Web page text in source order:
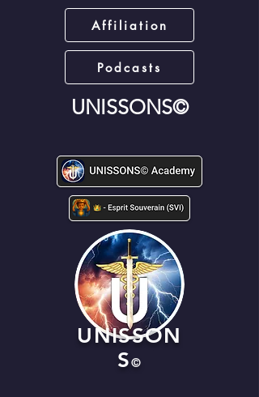
Affiliation
Podcasts
UNISSONS©
UNISSON
S©